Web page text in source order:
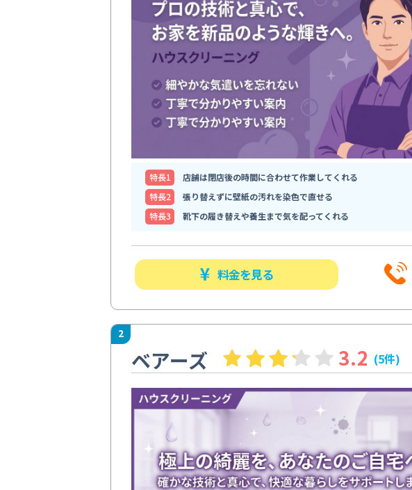
特⻑1
店舗は閉店後の時間に合わせて作業してくれる
特⻑2
張り替えずに壁紙の汚れを染色で直せる
特⻑3
靴下の履き替えや養生まで気を配ってくれる
料金を見る
2
ベアーズ 3.2 (5件)